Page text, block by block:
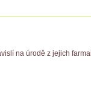
na úrodě z jejich